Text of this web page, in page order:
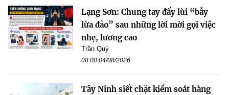
Lạng Sơn: Chung tay đẩy lùi “bẫy
lừa đảo” sau những lời mời gọi việc
nhẹ, lương cao
Trần Quý
08:00 04/08/2026
Tây Ninh siết chặt kiểm soát hàng